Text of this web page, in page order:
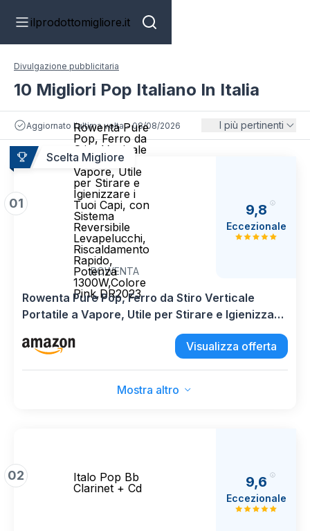
ilprodottomigliore.it
Divulgazione pubblicitaria
10 Migliori Pop Italiano In Italia
Aggiornato l'ultima volta - 08/08/2026 I più pertinenti
Scelta Migliore
01
Rowenta Pure
Pop, Ferro da
Stiro Verticale
Portatile a
Vapore, Utile
per Stirare e
Igienizzare i
Tuoi Capi, con
Sistema
Reversibile
Levapelucchi,
Riscaldamento
Rapido,
Potenza
1300W,Colore
Pink,DR2023
ROWENTA
9,8
Eccezionale
Rowenta Pure Pop, Ferro da Stiro Verticale
Portatile a Vapore, Utile per Stirare e Igienizzare
i Tuoi Capi, con Sistema Reversibile
Levapelucchi, Riscaldamento Rapido, Potenza
Visualizza offerta
Mostra altro
02
Italo Pop Bb
Clarinet + Cd
9,6
Eccezionale